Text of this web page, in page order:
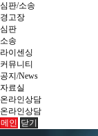
심판/소송
경고장
심판
소송
라이센싱
커뮤니티
공지/News
자료실
온라인상담
온라인상담
메인 닫기